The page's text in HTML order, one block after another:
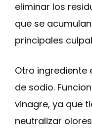
eliminar los
que se
principales
Otro ingrediente
de sodio.
vinagre, ya que
neutralizar